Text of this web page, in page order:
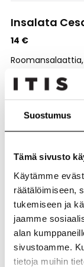
Suostumus
Tämä sivusto
Käytämme
räätälöimiseen,
tukemiseen ja
jaamme
alan
sivustoamme.
tietoja muihin
Insalata
14 €
Insalata
14 €
ja grillattuja
Jättikatkaravuilla
Pasta
14 €
Pekonia ja
italialaista kovaa